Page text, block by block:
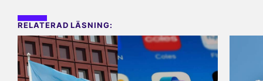
RELATERAD LÄSNING: